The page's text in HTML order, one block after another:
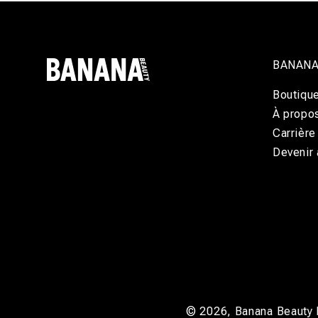
À
Carrière
Devenir
© 2026, Banana Beauty